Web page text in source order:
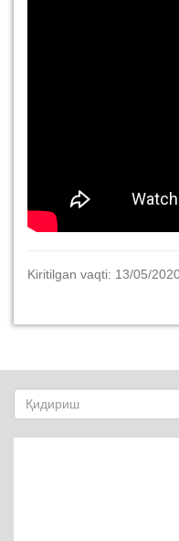
Kiritilgan vaqti: 13/05/